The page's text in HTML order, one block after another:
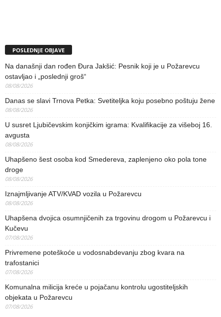
POSLEDNJE OBJAVE
Na današnji dan rođen Đura Jakšić: Pesnik koji je u Požarevcu
ostavljao i „poslednji groš“
08/08/2026
Danas se slavi Trnova Petka: Svetiteljka koju posebno poštuju žene
08/08/2026
U susret Ljubičevskim konjičkim igrama: Kvalifikacije za višeboj 16.
avgusta
08/08/2026
Uhapšeno šest osoba kod Smedereva, zaplenjeno oko pola tone
droge
08/08/2026
Iznajmljivanje ATV/KVAD vozila u Požarevcu
08/08/2026
Uhapšena dvojica osumnjičenih za trgovinu drogom u Požarevcu i
Kučevu
07/08/2026
Privremene poteškoće u vodosnabdevanju zbog kvara na
trafostanici
07/08/2026
Komunalna milicija kreće u pojačanu kontrolu ugostiteljskih
objekata u Požarevcu
07/08/2026